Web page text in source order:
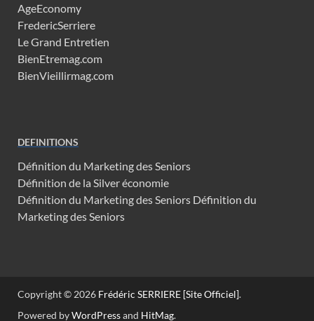
AgeEconomy
FredericSerriere
Le Grand Entretien
BienEtremag.com
BienVieillirmag.com
DEFINITIONS
Définition du Marketing des Seniors
Définition de la Silver économie
Définition du Marketing des Seniors Définition du
Marketing des Seniors
Copyright © 2026 Frédéric SERRIERE [Site Officiel].
Powered byWordPressand HitMag.